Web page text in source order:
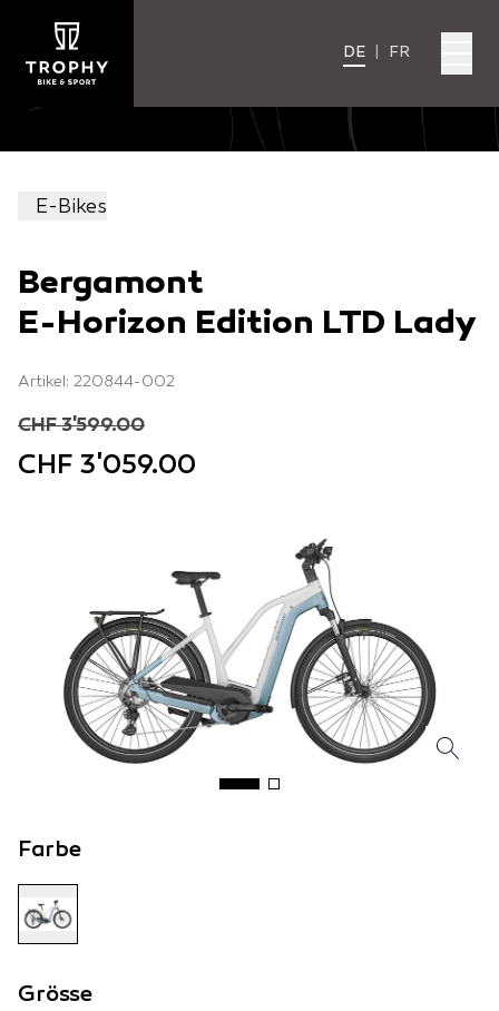
DE FR
E-Bikes
Bergamont
E-Horizon Edition LTD Lady
Artikel: 220844-002
CHF 3'599.00
CHF 3'059.00
Farbe
Grösse